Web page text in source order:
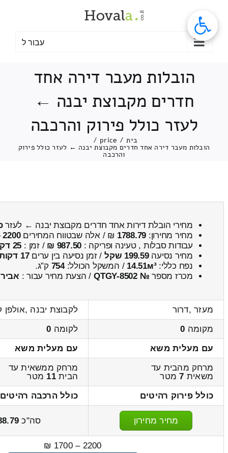
עבור ל
הובלות מעבר דירה אחד
חדרים מקבוצת יבנה ←
לעזר כולל פירוק והרכבה
בית /
price
/
הובלות מעבר דירה אחד חדרים מקבוצת יבנה ← לעזר כולל פירוק
והרכבה
מחירי הובלת דירות אחד חדרים מקבוצת יבנה ← לעזר
מחיר מחירון: 1788.79 ₪ / אלה שבטווח המחירים2200
עבודות סבלות , טעינה ופריקה : 987.50 ₪ / זמן : 25 דקות 52 שניות
מחיר נסיעה199.59 שקל / זמן נסיעה בין ערים17 דקות
נפח כללי:14.51м³ / המשקל הכולל:754 ק”ג.
מכרז מספר № QTGY-8502 / הצעת מחיר עבור :
מעזר ,דרור
לקבוצת יבנה ,אולפן
מקומה 0 לקומה 0
עם מעלית משא
עם מעלית משא
מרחק מהבית עד
משאית 7מטר
מרחק ממשאית עד
הבית11 מטר
כולל פירוק רהיטים
כולל הרכבה רהיטים
מחיר מחירון סה"כ
2200 – 1700 ₪